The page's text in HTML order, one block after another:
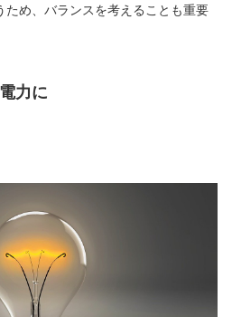
ため、バランスを考えることも重要
力に